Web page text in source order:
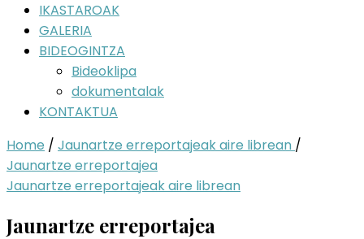
IKASTAROAK
GALERIA
BIDEOGINTZA
Bideoklipa
dokumentalak
KONTAKTUA
Home / Jaunartze erreportajeak aire librean /
Jaunartze erreportajea
Jaunartze erreportajeak aire librean
Jaunartze erreportajea